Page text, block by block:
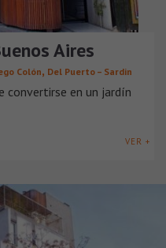
Aires
Colón, Del Puerto – Sardin
convertirse en un jardín
VER +